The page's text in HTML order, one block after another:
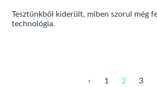
Tesztünkből kiderült, miben szorul még
technológia.
‹ 1 2 3